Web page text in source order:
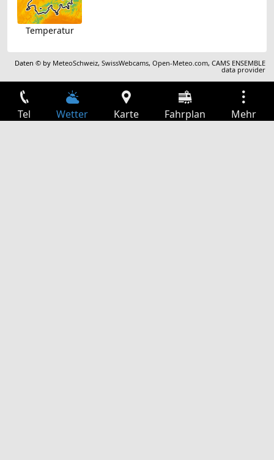
Temperatur
Daten © by MeteoSchweiz,SwissWebcams,Open-Meteo.com,CAMS ENSEMBLE
data provider
Tel Wetter Karte Fahrplan Mehr